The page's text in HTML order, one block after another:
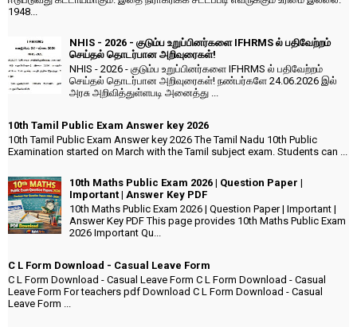
1948...
NHIS - 2026 - குடும்ப உறுப்பினர்களை IFHRMS ல் பதிவேற்றம்
செய்தல் தொடர்பான அறிவுரைகள்!
NHIS - 2026 - குடும்ப உறுப்பினர்களை IFHRMS ல் பதிவேற்றம்
செய்தல் தொடர்பான அறிவுரைகள்! நண்பர்களே 24.06.2026 இல்
அரசு அறிவித்துள்ளபடி அனைத்து ...
10th Tamil Public Exam Answer key 2026
10th Tamil Public Exam Answer key 2026 The Tamil Nadu 10th Public
Examination started on March with the Tamil subject exam. Students can ...
10th Maths Public Exam 2026 | Question Paper |
Important | Answer Key PDF
10th Maths Public Exam 2026 | Question Paper | Important |
Answer Key PDF This page provides 10th Maths Public Exam
2026 Important Qu...
C L Form Download - Casual Leave Form
C L Form Download - Casual Leave Form C L Form Download - Casual
Leave Form For teachers pdf Download C L Form Download - Casual
Leave Form ...